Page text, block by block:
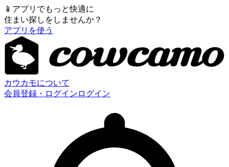
📱 アプリでもっと快適に
住まい探しをしませんか？
アプリを使う
カウカモについて
会員登録・ログイン ログイン